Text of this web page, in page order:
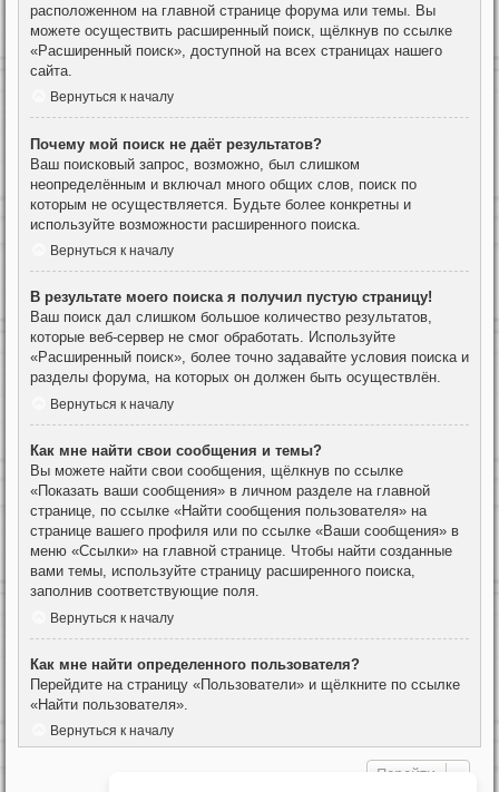
расположенном на главной странице форума или темы. Вы
можете осуществить расширенный поиск, щёлкнув по ссылке
«Расширенный поиск», доступной на всех страницах нашего
сайта.
Вернуться к началу
Почему мой поиск не даёт результатов?
Ваш поисковый запрос, возможно, был слишком
неопределённым и включал много общих слов, поиск по
которым не осуществляется. Будьте более конкретны и
используйте возможности расширенного поиска.
Вернуться к началу
В результате моего поиска я получил пустую страницу!
Ваш поиск дал слишком большое количество результатов,
которые веб-сервер не смог обработать. Используйте
«Расширенный поиск», более точно задавайте условия поиска и
разделы форума, на которых он должен быть осуществлён.
Вернуться к началу
Как мне найти свои сообщения и темы?
Вы можете найти свои сообщения, щёлкнув по ссылке
«Показать ваши сообщения» в личном разделе на главной
странице, по ссылке «Найти сообщения пользователя» на
странице вашего профиля или по ссылке «Ваши сообщения» в
меню «Ссылки» на главной странице. Чтобы найти созданные
вами темы, используйте страницу расширенного поиска,
заполнив соответствующие поля.
Вернуться к началу
Как мне найти определенного пользователя?
Перейдите на страницу «Пользователи» и щёлкните по ссылке
«Найти пользователя».
Вернуться к началу
Перейти